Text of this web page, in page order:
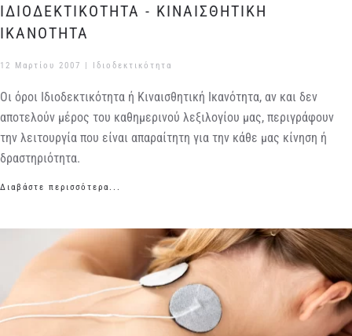
ΙΔΙΟΔΕΚΤΙΚΟΤΗΤΑ - ΚΙΝΑΙΣΘΗΤΙΚΗ
ΙΚΑΝΟΤΗΤΑ
12 Μαρτίου 2007 | Ιδιοδεκτικότητα
Οι όροι Ιδιοδεκτικότητα ή Κιναισθητική Ικανότητα, αν και δεν
αποτελούν μέρος του καθημερινού λεξιλογίου μας, περιγράφουν
την λειτουργία που είναι απαραίτητη για την κάθε μας κίνηση ή
δραστηριότητα.
Διαβάστε περισσότερα...